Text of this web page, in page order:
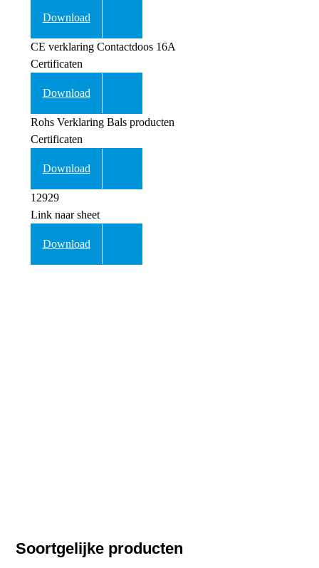
Download
CE verklaring Contactdoos 16A
Certificaten
Download
Rohs Verklaring Bals producten
Certificaten
Download
12929
Link naar sheet
Download
Soortgelijke producten